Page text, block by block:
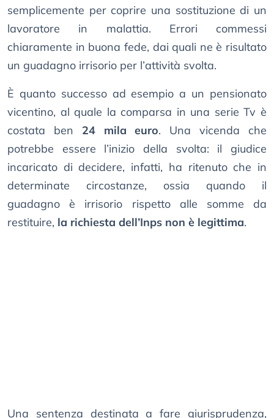
semplicemente per coprire una sostituzione di un
lavoratore in malattia. Errori commessi
chiaramente in buona fede, dai quali ne è risultato
un guadagno irrisorio per l’attività svolta.
È quanto successo ad esempio a un pensionato
vicentino, al quale la comparsa in una serie Tv è
costata ben 24 mila euro. Una vicenda che
potrebbe essere l’inizio della svolta: il giudice
incaricato di decidere, infatti, ha ritenuto che in
determinate circostanze, ossia quando il
guadagno è irrisorio rispetto alle somme da
restituire, la richiesta dell’Inps non è legittima.
Una sentenza destinata a fare giurisprudenza,